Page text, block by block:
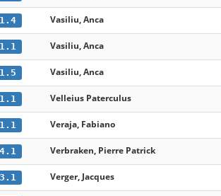
Vasiliu, Anca
Vasiliu, Anca
Vasiliu, Anca
Velleius Paterculus
Veraja, Fabiano
Verbraken, Pierre Patrick
Verger, Jacques